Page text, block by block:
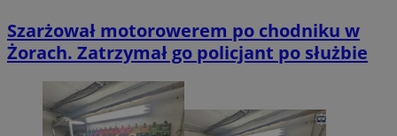
Szarżował motorowerem po chodniku w
Żorach. Zatrzymał go policjant po służbie